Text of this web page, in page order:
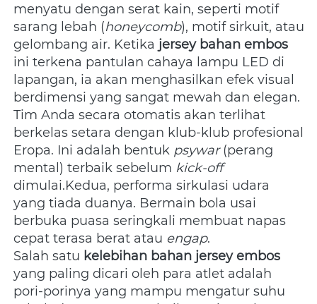
menyatu dengan serat kain, seperti motif
sarang lebah (honeycomb), motif sirkuit, atau
gelombang air. Ketika jersey bahan embos
ini terkena pantulan cahaya lampu LED di
lapangan, ia akan menghasilkan efek visual
berdimensi yang sangat mewah dan elegan.
Tim Anda secara otomatis akan terlihat
berkelas setara dengan klub-klub profesional
Eropa. Ini adalah bentuk psywar (perang
mental) terbaik sebelum kick-off
dimulai.Kedua, performa sirkulasi udara
yang tiada duanya. Bermain bola usai
berbuka puasa seringkali membuat napas
cepat terasa berat atau engap.
Salah satu kelebihan bahan jersey embos
yang paling dicari oleh para atlet adalah
pori-porinya yang mampu mengatur suhu